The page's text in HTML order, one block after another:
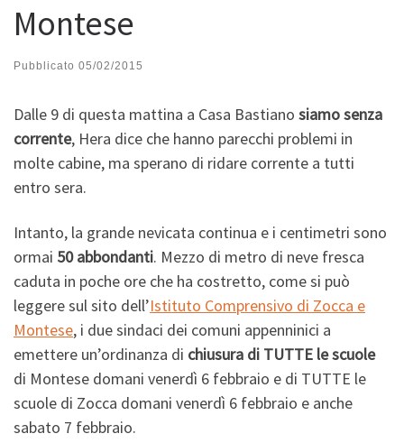
Montese
Pubblicato 05/02/2015
Dalle 9 di questa mattina a Casa Bastiano siamo senza
corrente, Hera dice che hanno parecchi problemi in
molte cabine, ma sperano di ridare corrente a tutti
entro sera.
Intanto, la grande nevicata continua e i centimetri sono
ormai 50 abbondanti. Mezzo di metro di neve fresca
caduta in poche ore che ha costretto, come si può
leggere sul sito dell’Istituto Comprensivo di Zocca e
Montese, i due sindaci dei comuni appenninici a
emettere un’ordinanza di chiusura di TUTTE le scuole
di Montese domani venerdì 6 febbraio e di TUTTE le
scuole di Zocca domani venerdì 6 febbraio e anche
sabato 7 febbraio.